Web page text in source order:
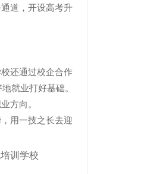
道，开设高考升
还通过校企合作
就业打好基础。
方向。
用一技之长去迎
训学校